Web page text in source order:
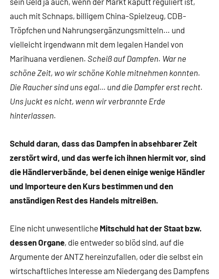
auch mit Schnaps, billigem China-Spielzeug, CDB-
Tröpfchen und Nahrungsergänzungsmitteln… und
vielleicht irgendwann mit dem legalen Handel von
Marihuana verdienen. Scheiß auf Dampfen. War ne
schöne Zeit, wo wir schöne Kohle mitnehmen konnten.
Die Raucher sind uns egal… und die Dampfer erst recht.
Uns juckt es nicht, wenn wir verbrannte Erde
hinterlassen.
Schuld daran, dass das Dampfen in absehbarer Zeit
zerstört wird, und das werfe ich ihnen hiermit vor, sind
die Händlerverbände, bei denen einige wenige Händler
und Importeure den Kurs bestimmen und den
anständigen Rest des Handels mitreißen.
Eine nicht unwesentliche Mitschuld hat der Staat bzw.
dessen Organe, die entweder so blöd sind, auf die
Argumente der ANTZ hereinzufallen, oder die selbst ein
wirtschaftliches Interesse am Niedergang des Dampfens